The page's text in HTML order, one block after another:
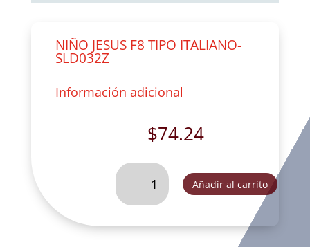
NIÑO JESUS F8 TIPO ITALIANO-
SLD032Z
Información adicional
$74.24
NIÑO
F8
ITALIANO-
Añadir al carrito